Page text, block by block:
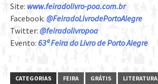
Site: www.feiradolivro-poa.com.br
Facebook: @FeiradoLivrodePortoAlegre
Twitter: @feiradolivropoa
Evento: 63ª Feira do Livro de Porto Alegre
CATEGORIAS FEIRA GRÁTIS LITERATURA